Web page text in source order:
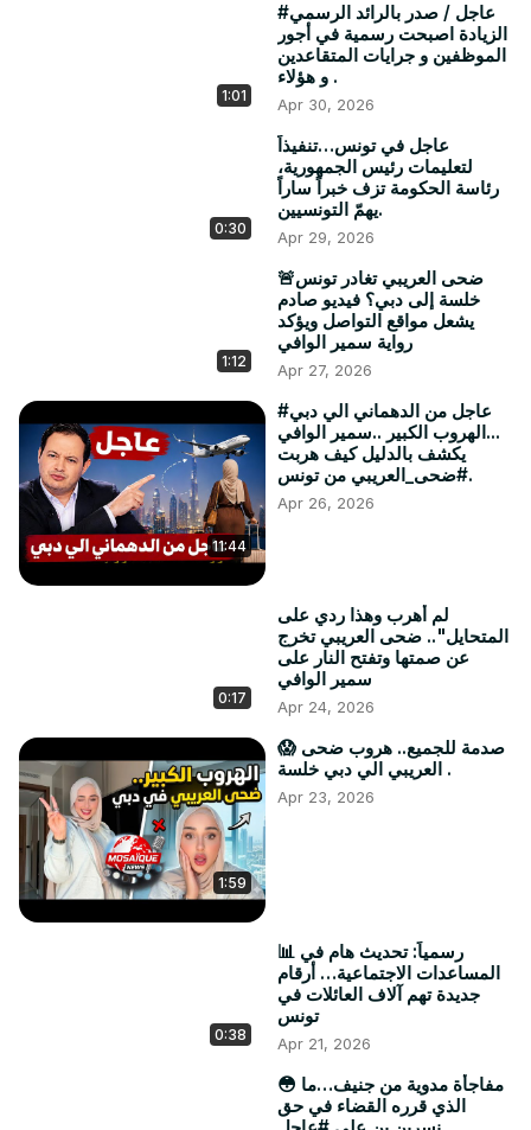
1:01
#عاجل / صدر بالرائد الرسمي
الزيادة اصبحت رسمية في أجور
الموظفين و جرايات المتقاعدين
و هؤلاء .
Apr 30, 2026
0:30
عاجل في تونس…تنفيذاً
لتعليمات رئيس الجمهورية،
رئاسة الحكومة تزف خبراً ساراً
يهمّ التونسيين.
Apr 29, 2026
1:12
🚨ضحى العريبي تغادر تونس
خلسة إلى دبي؟ فيديو صادم
يشعل مواقع التواصل ويؤكد
رواية سمير الوافي
Apr 27, 2026
11:44
#عاجل من الدهماني الي دبي
...الهروب الكبير ..سمير الوافي
يكشف بالدليل كيف هربت
#ضحى_العريبي من تونس.
Apr 26, 2026
0:17
لم أهرب وهذا ردي على
المتحايل".. ضحى العريبي تخرج
عن صمتها وتفتح النار على
سمير الوافي
Apr 24, 2026
1:59
😱 صدمة للجميع.. هروب ضحى
العريبي الي دبي خلسة .
Apr 23, 2026
0:38
📊 رسمياً: تحديث هام في
المساعدات الاجتماعية… أرقام
جديدة تهم آلاف العائلات في
تونس
Apr 21, 2026
😳 مفاجأة مدوية من جنيف…ما
الذي قرره القضاء في حق